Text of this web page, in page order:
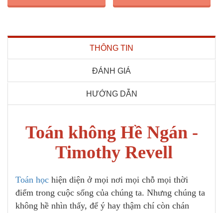
THÔNG TIN
ĐÁNH GIÁ
HƯỚNG DẪN
Toán không Hề Ngán -
Timothy Revell
Toán học hiện diện ở mọi nơi mọi chỗ mọi thời
điểm trong cuộc sống của chúng ta. Nhưng chúng ta
không hề nhìn thấy, để ý hay thậm chí còn chán